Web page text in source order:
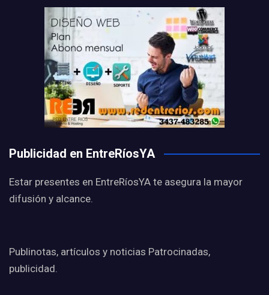
Publicidad en EntreRíosYA
Estar presentes en EntreRíosYA te asegura la mayor
difusión y alcance.
Publinotas, artículos y noticias Patrocinadas,
publicidad.